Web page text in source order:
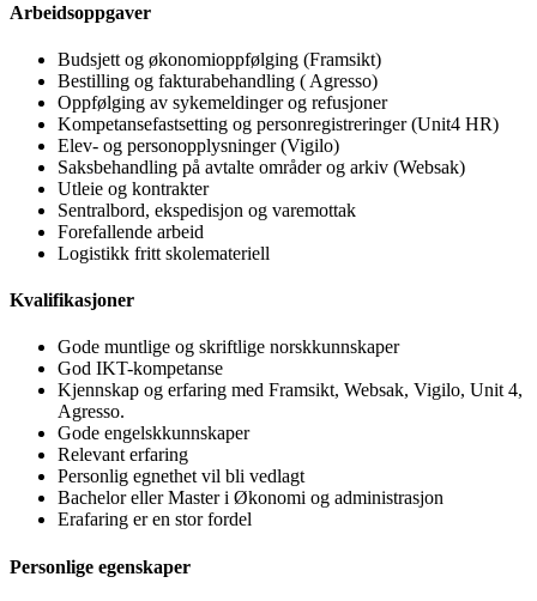
Arbeidsoppgaver
Budsjett og økonomioppfølging (Framsikt)
Bestilling og fakturabehandling ( Agresso)
Oppfølging av sykemeldinger og refusjoner
Kompetansefastsetting og personregistreringer (Unit4 HR)
Elev- og personopplysninger (Vigilo)
Saksbehandling på avtalte områder og arkiv (Websak)
Utleie og kontrakter
Sentralbord, ekspedisjon og varemottak
Forefallende arbeid
Logistikk fritt skolemateriell
Kvalifikasjoner
Gode muntlige og skriftlige norskkunnskaper
God IKT-kompetanse
Kjennskap og erfaring med Framsikt, Websak, Vigilo, Unit 4,
Agresso.
Gode engelskkunnskaper
Relevant erfaring
Personlig egnethet vil bli vedlagt
Bachelor eller Master i Økonomi og administrasjon
Erafaring er en stor fordel
Personlige egenskaper